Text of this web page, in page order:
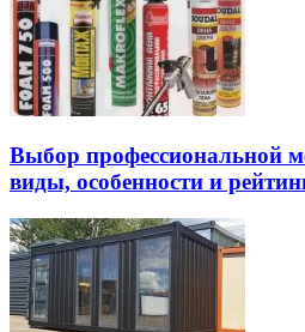
Выбор профессиональной
виды, особенности и